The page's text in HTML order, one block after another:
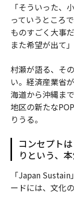
「そういった、
っていうところ
ものすごく大事
また希望が出て」
村瀬が語る、そ
い。経済産業省
海道から沖縄ま
地区の新たな
りうる。
コンセプト
りという、
「Japan
ードには、文化